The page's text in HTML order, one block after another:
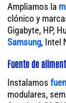
Ampliamos la
clónico y
Gigabyte, HP,
Samsung, Intel
Fuente de
Instalamos
modulares,